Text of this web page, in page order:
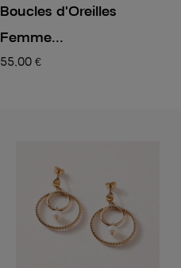
Boucles d'Oreilles
Femme...
55,00 €